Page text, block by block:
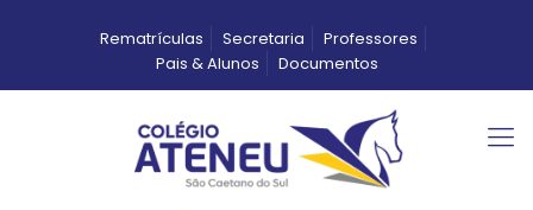
Rematrículas Secretaria
Professores
Pais & Alunos
Documentos